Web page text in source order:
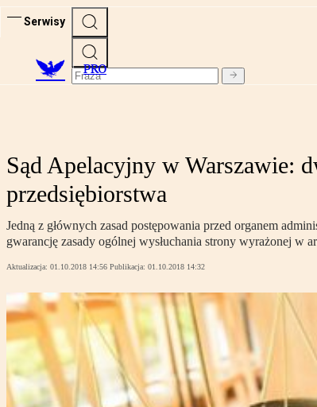
Serwisy
PRO
Sąd Apelacyjny w Warszawie:
przedsiębiorstwa
Jedną z głównych zasad postępowania przed organem
gwarancję zasady ogólnej wysłuchania strony wyrażonej w
Aktualizacja: 01.10.2018 14:56 Publikacja: 01.10.2018 14:32